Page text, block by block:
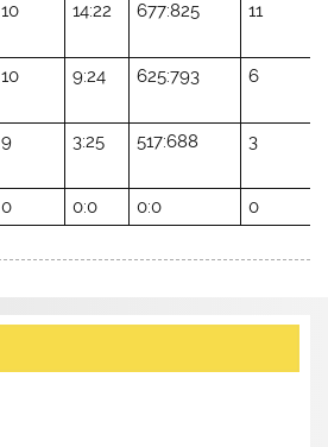
10 14:22 677:825 11
10 9:24 625:793 6
9 3:25 517:688 3
0 0:0 0:0 0